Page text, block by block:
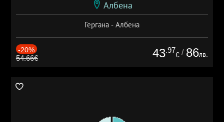
Албена
Гергана - Албена
-20%
54.66€ 43.97
€ / 86лв.